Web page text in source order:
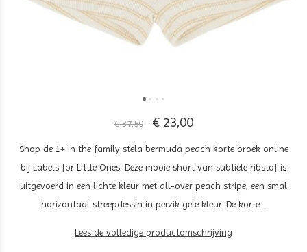
€ 37,50 € 23,00
Shop de 1+ in the family stela bermuda peach korte broek online
bij Labels for Little Ones. Deze mooie short van subtiele ribstof is
uitgevoerd in een lichte kleur met all-over peach stripe, een smal
horizontaal streepdessin in perzik gele kleur. De korte...
Lees de volledige productomschrijving